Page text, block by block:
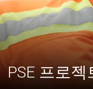
PSE 프로젝